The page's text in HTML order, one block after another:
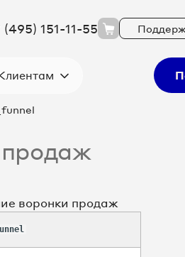
(495) 151-11-55
воронки продаж